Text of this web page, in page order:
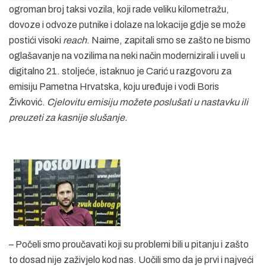
ogroman broj taksi vozila, koji rade veliku kilometražu,
dovoze i odvoze putnike i dolaze na lokacije gdje se može
postići visoki reach. Naime, zapitali smo se zašto ne bismo
oglašavanje na vozilima na neki način modernizirali i uveli u
digitalno 21. stoljeće, istaknuo je Carić u razgovoru za
emisiju Pametna Hrvatska, koju uređuje i vodi Boris
Živković. Cjelovitu emisiju možete poslušati u nastavku ili
preuzeti za kasnije slušanje.
– Počeli smo proučavati koji su problemi bili u pitanju i zašto
to dosad nije zaživjelo kod nas. Uočili smo da je prvi i najveći